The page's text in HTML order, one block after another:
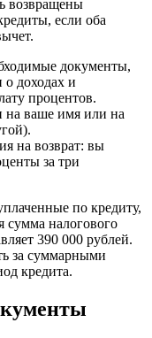
возвращены
если оба
документы,
о доходах и
процентов.
на ваше имя или на
на возврат: вы
за три
по кредиту,
сумма налогового
390 000 рублей.
за суммарными
кредита.